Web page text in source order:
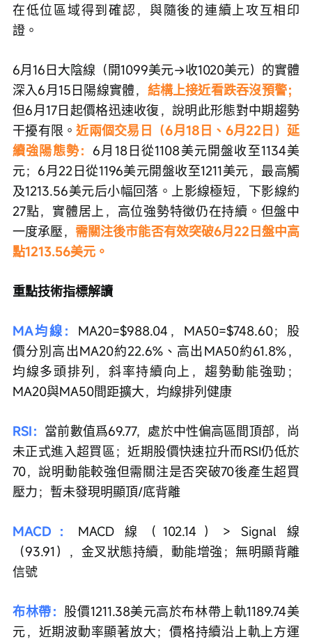
在低位區域得到確認，與隨後的連續上攻互相印
證。
6月16日大陰線（開1099美元→收1020美元）的實體
深入6月15日陽線實體， 結構上接近看跌吞沒預警；
但6月17日起價格迅速收復，說明此形態對中期趨勢
干擾有限。近兩個交易日（6月18日、6月22日）延
續強陽態勢： 6月18日從1108美元開盤收至1134美
元；6月22日從1196美元開盤收至1211美元，最高觸
及1213.56美元后小幅回落。上影線極短，下影線約
27點，實體居上，高位強勢特徵仍在持續。但盤中
一度承壓， 需關注後市能否有效突破6月22日盤中高
點1213.56美元。
重點技術指標解讀
MA均線： MA20=$988.04，MA50=$748.60；股
價分別高出MA20約22.6%、高出MA50約61.8%，
均線多頭排列，斜率持續向上，趨勢動能強勁；
MA20與MA50間距擴大，均線排列健康
RSI： 當前數值爲69.77，處於中性偏高區間頂部，尚
未正式進入超買區；近期股價快速拉升而RSI仍低於
70，說明動能較強但需關注是否突破70後產生超買
壓力；暫未發現明顯頂/底背離
MACD： MACD 線（102.14）> Signal 線
（93.91），金叉狀態持續，動能增強；無明顯背離
信號
布林帶： 股價1211.38美元高於布林帶上軌1189.74美
元，近期波動率顯著放大；價格持續沿上軌上方運